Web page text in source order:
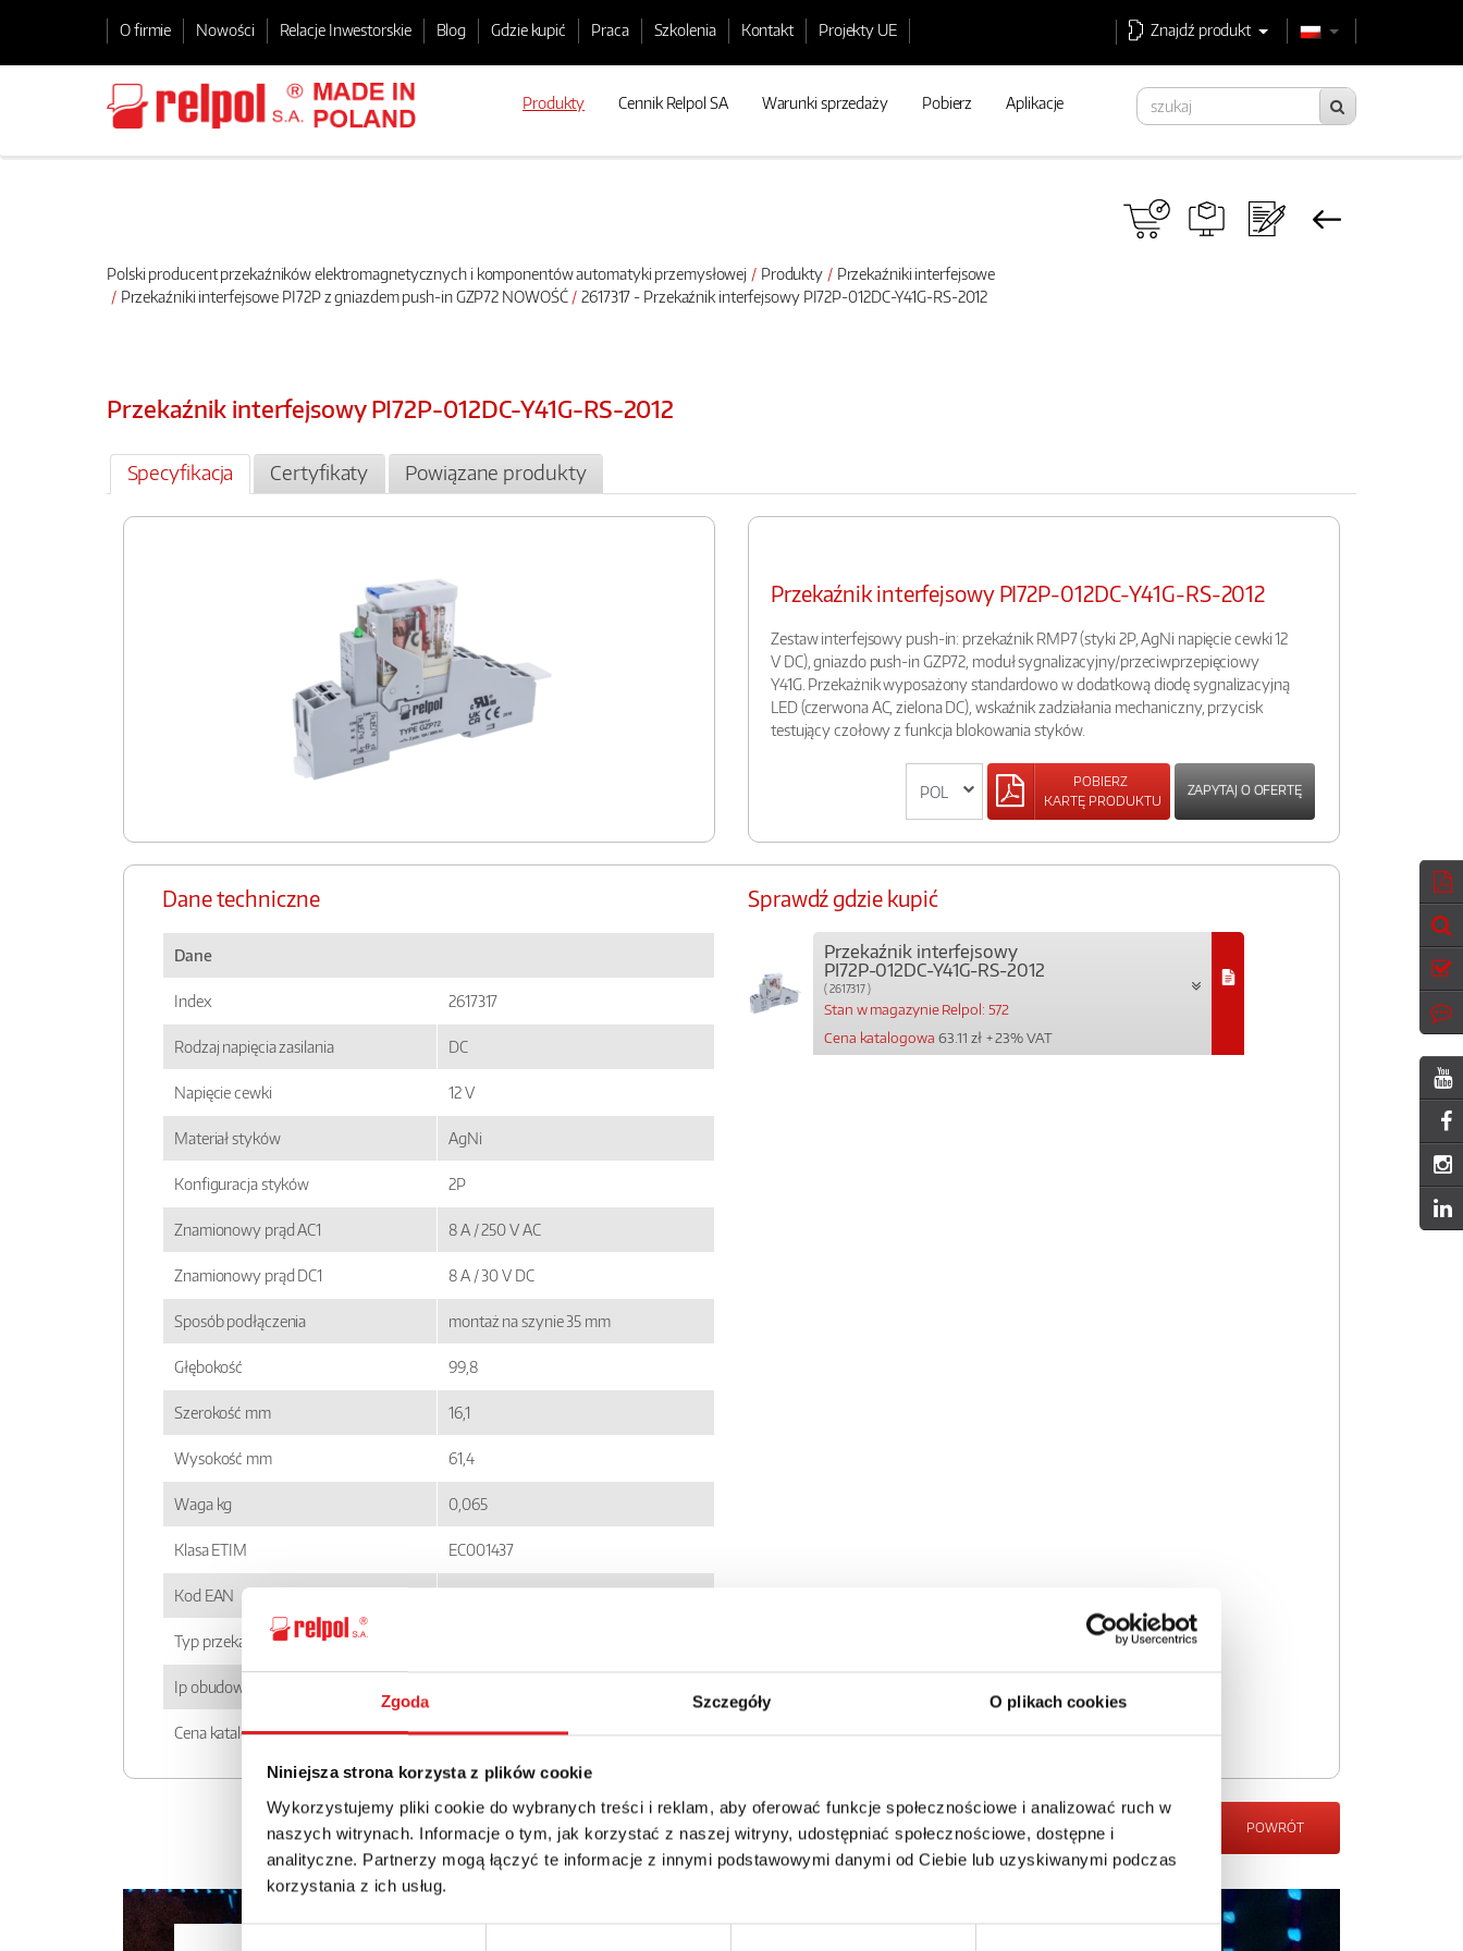
Zgoda Szczegóły O plikach cookies
Niniejsza strona korzysta z plików cookie
Wykorzystujemy pliki cookie do wybranych treści i reklam, aby oferować funkcje społecznościowe i analizować ruch w
naszych witrynach. Informacje o tym, jak korzystać z naszej witryny, udostępniać społecznościowe, dostępne i
analityczne. Partnerzy mogą łączyć te informacje z innymi podstawowymi danymi od Ciebie lub uzyskiwanymi podczas
korzystania z ich usług.
O firmie Nowości Relacje Inwestorskie Blog Gdzie kupić Praca Szkolenia Kontakt Projekty UE Znajdź produkt
Produkty Cennik Relpol SA Warunki sprzedaży Pobierz Aplikacje
Polski producent przekaźników elektromagnetycznych i komponentów automatyki przemysłowej Produkty
Przekaźniki interfejsowe
Przekaźniki interfejsowe PI72P z gniazdem push-in GZP72 NOWOŚĆ
2617317 - Przekaźnik interfejsowy PI72P-012DC-Y41G-RS-2012
Przekaźnik interfejsowy PI72P-012DC-Y41G-RS-2012
Specyfikacja Certyfikaty Powiązane produkty
Przekaźnik interfejsowy PI72P-012DC-Y41G-RS-2012
Zestaw interfejsowy push-in: przekaźnik RMP7 (styki 2P, AgNi napięcie cewki 12
V DC), gniazdo push-in GZP72, moduł sygnalizacyjny/przeciwprzepięciowy
Y41G. Przekażnik wyposażony standardowo w dodatkową diodę sygnalizacyjną
LED (czerwona AC, zielona DC), wskaźnik zadziałania mechaniczny, przycisk
testujący czołowy z funkcja blokowania styków.
POBIERZ
KARTĘ PRODUKTU
ZAPYTAJ O OFERTĘ
Dane techniczne
Dane
Index 2617317
Rodzaj napięcia zasilania DC
Napięcie cewki 12 V
Materiał styków AgNi
Konfiguracja styków 2P
Znamionowy prąd AC1 8 A / 250 V AC
Znamionowy prąd DC1 8 A / 30 V DC
Sposób podłączenia montaż na szynie 35 mm
Głębokość 99,8
Szerokość mm 16,1
Wysokość mm 61,4
Waga kg 0,065
Klasa ETIM EC001437
Kod EAN
Typ przekaźnika
Ip obudowy
Cena katalogowa 63.11zł + 23% VAT
Sprawdź gdzie kupić
Przekaźnik interfejsowy
PI72P-012DC-Y41G-RS-2012
( 2617317 )
Stan w magazynie Relpol: 572
Cena katalogowa 63.11 zł + 23% VAT
POWRÓT